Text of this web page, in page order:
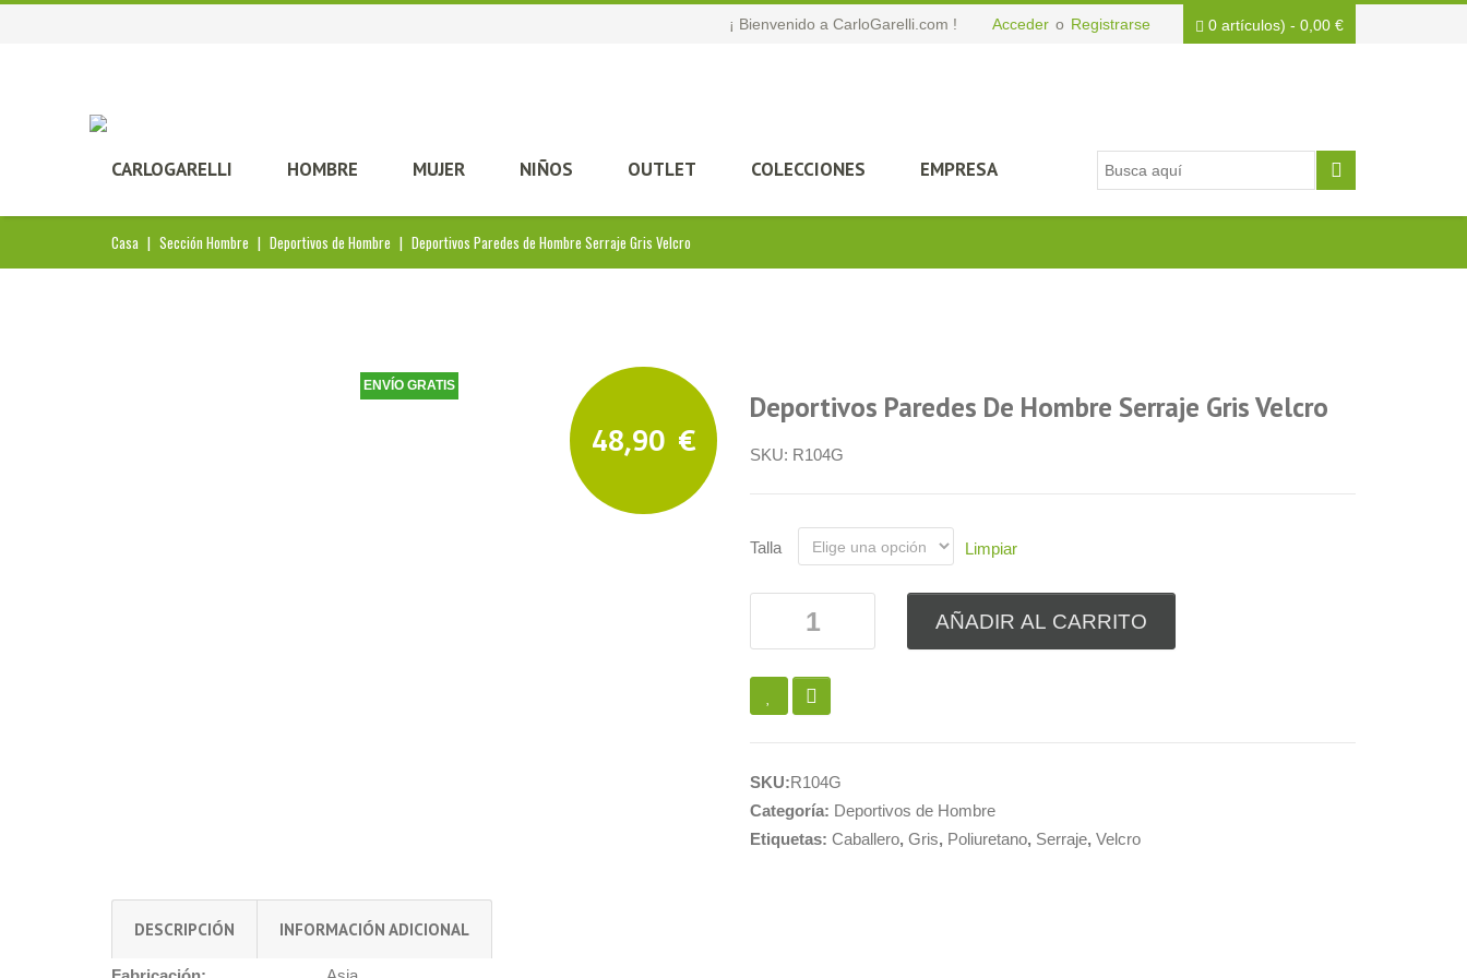
¡ Bienvenido a CarloGarelli.com ! Acceder o Registrarse 0 artículos) - 0,00 €
CARLOGARELLI HOMBRE MUJER NIÑOS OUTLET COLECCIONES EMPRESA
Casa | Sección Hombre | Deportivos de Hombre | Deportivos Paredes de Hombre Serraje Gris Velcro
48,90 €
ENVÍO GRATIS
Deportivos Paredes De Hombre Serraje Gris Velcro
SKU: R104G
Talla Limpiar
AÑADIR AL CARRITO
SKU:R104G
Categoría: Deportivos de Hombre
Etiquetas: Caballero, Gris, Poliuretano, Serraje, Velcro
DESCRIPCIÓN INFORMACIÓN ADICIONAL